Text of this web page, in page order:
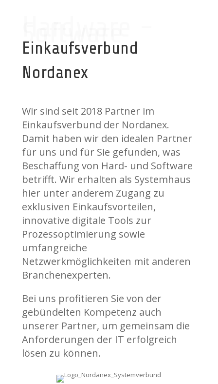
Software
Einkaufsverbund
Nordanex
Wir sind seit 2018 Partner im
Einkaufsverbund der Nordanex.
Damit haben wir den idealen Partner
für uns und für Sie gefunden, was
Beschaffung von Hard- und Software
betrifft. Wir erhalten als Systemhaus
hier unter anderem Zugang zu
exklusiven Einkaufsvorteilen,
innovative digitale Tools zur
Prozessoptimierung sowie
umfangreiche
Netzwerkmöglichkeiten mit anderen
Branchenexperten.
Bei uns profitieren Sie von der
gebündelten Kompetenz auch
unserer Partner, um gemeinsam die
Anforderungen der IT erfolgreich
lösen zu können.